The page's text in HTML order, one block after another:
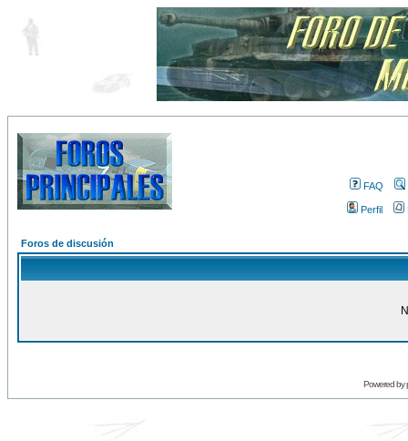
FAQ
Perfil
Foros de discusión
Powered by